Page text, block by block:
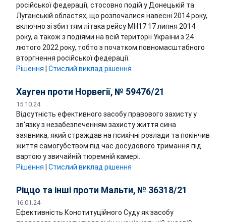
російської федерації, стосовно подій у Донецькій та
Луганській областях, що розпочалися навесні 2014 року,
включно зі збиттям літака рейсу MH17 17 липня 2014
року, а також з подіями на всій території України з 24
лютого 2022 року, тобто з початком повномасштабного
вторгнення російської федерації.
Рішення
Стислий виклад рішення
Хауген проти Норвегії, № 59476/21
15.10.24
Відсутність ефективного засобу правового захисту у
зв'язку з незабезпеченням захисту життя сина
заявника, який страждав на психічні розлади та покінчив
життя самогубством під час досудового тримання під
вартою у звичайній тюремній камері.
Рішення
Стислий виклад рішення
Ріццо та інші проти Мальти, № 36318/21
16.01.24
Ефективність Конституційного Суду як засобу